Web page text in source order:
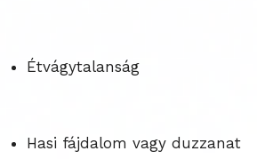
Étvágytalanság
Hasi fájdalom vagy duzzanat